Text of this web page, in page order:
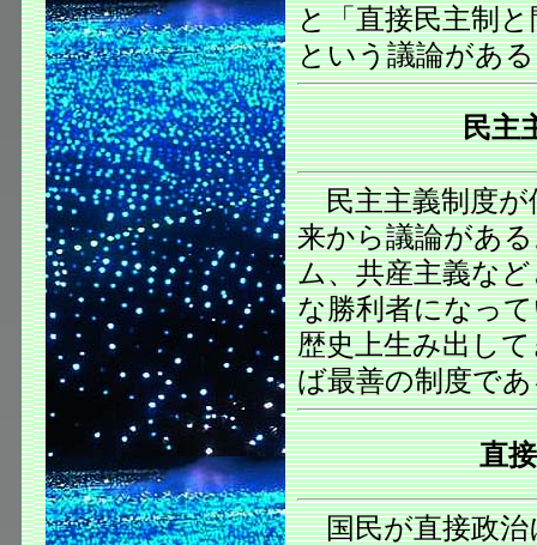
と「直接民主制
という議論があ
民主
民主主義制度が
来から議論があ
ム、共産主義な
な勝利者になっ
歴史上生み出し
ば最善の制度で
直
国民が直接政治